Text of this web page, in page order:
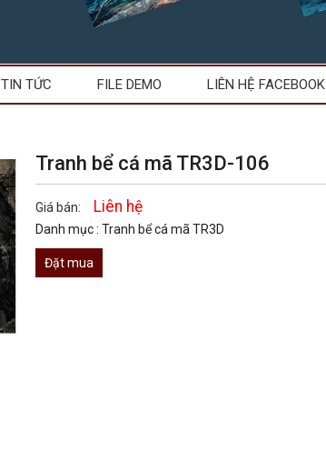
TIN TỨC FILE DEMO LIÊN HỆ FACEBOOK
Tranh bể cá mã TR3D-106
Giá bán: Liên hệ
Danh mục :Tranh bể cá mã TR3D
Đặt mua